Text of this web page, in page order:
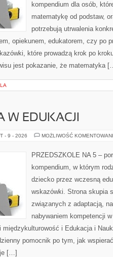
kompendium dla osób,
matematykę od podstaw,
potrzebują utrwalenia
opiekunem, edukatorem, czy po
które prowadzą krok po
jest pokazanie, że matematyka
W EDUKACJI
- 9 - 2026 MOŻLIWOŚĆ
PRZEDSZKOLE NA 5 –
kompendium, w którym
dziecko przez wczesną
wskazówki. Strona skupia
związanych z adaptacją,
nabywaniem kompetencji
międzykulturowość i Edukacja i
pomocnik po tym, jak
[…]